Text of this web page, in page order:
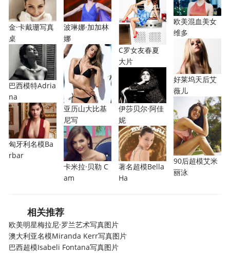
金·卡戴珊写真
桌
巴西模特Adria
na
匈牙利名模Ba
rbar
波琳娜·加加林
娜
亚历山大比基
尼写
卡米拉·贝勒 C
am
C罗女友春夏
大片
伊莎贝尔·阿佳
妮
著名超模Bella
Ha
欧美混血美女
维多
好莱坞天后艾
薇儿
90后超模艾米
丽泳
相关推荐
欧美明星梅拉尼·罗兰艺术写真图片
澳大利亚名模Miranda Kerr写真图片
巴西超模Isabeli Fontana写真图片